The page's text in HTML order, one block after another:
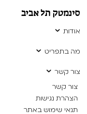
סינמטק תל אביב
אודות
מה בתפריט
צור קשר
צור קשר
הצהרת נגישות
תנאי שימוש באתר